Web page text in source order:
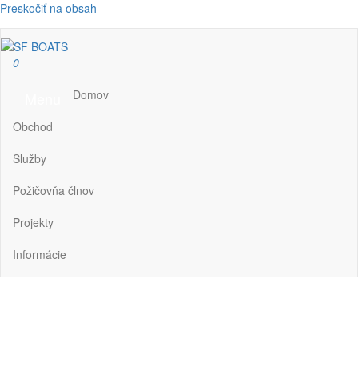
Preskočiť na obsah
SF BOATS
Predaj, oprava, servis člnov a lodí
0
Domov
Obchod
Služby
Požičovňa člnov
Projekty
Informácie